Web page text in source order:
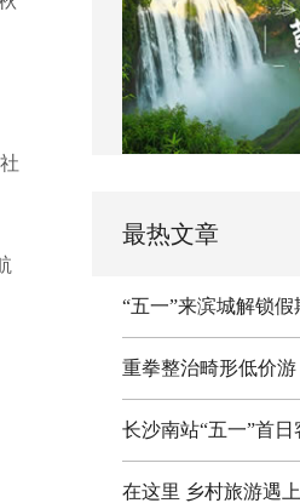
最热文章
“五一”来滨城解锁
重拳整治畸形低价游
长沙南站“五一”首
在这里 乡村旅游遇